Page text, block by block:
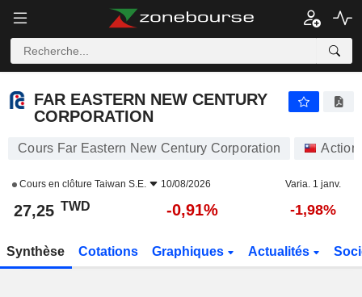
FAR EASTERN NEW CENTURY
CORPORATION
Cours Far Eastern New Century Corporation
Cours en clôture Taiwan S.E. 10/08/2026 Varia. 1 janv.
27,25 TWD -0,91% -1,98%
Synthèse Cotations Graphiques Actualités